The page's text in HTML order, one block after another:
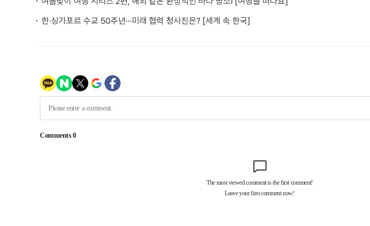
한·싱가포르 수교 50주년···미래 협력 청사진은? [세계 속 한국]